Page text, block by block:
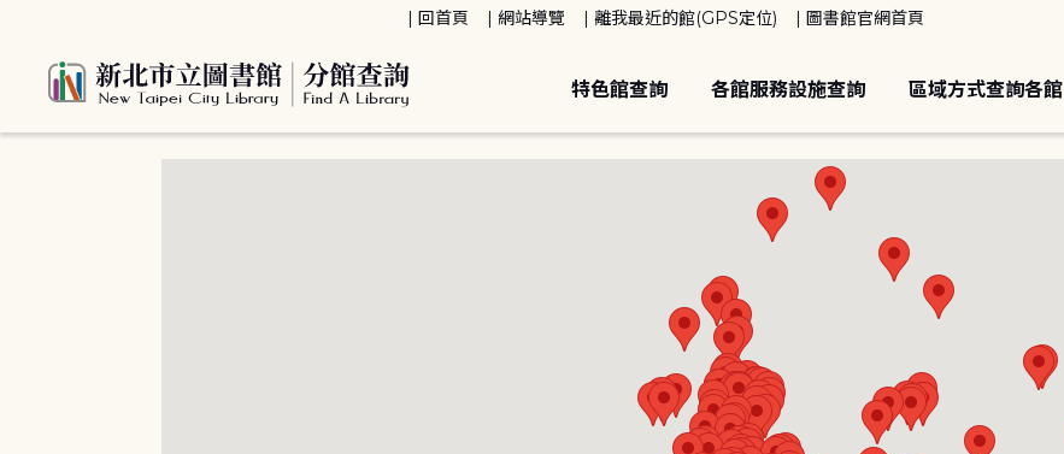
回首頁 網站導覽 離我最近的館(GPS定位) 圖書館官網首頁
特色館查詢 各館服務設施查詢 區域方式查詢各館